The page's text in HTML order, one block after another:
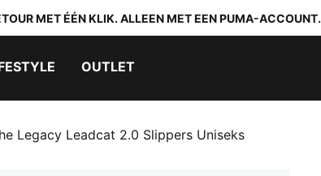
MET ÉÉN KLIK. ALLEEN MET EEN PUMA-ACCOUNT.
OUTLET
Legacy Leadcat 2.0 Slippers Uniseks